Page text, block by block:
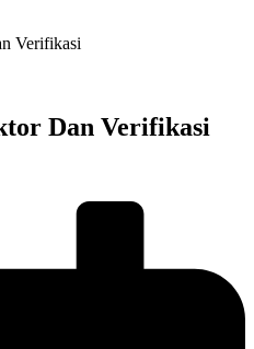
Verifikasi
Dan Verifikasi